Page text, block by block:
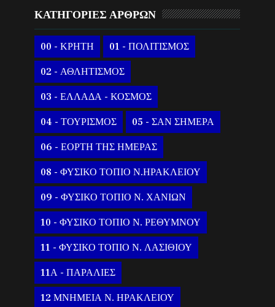
ΚΑΤΗΓΟΡΙΕΣ ΑΡΘΡΩΝ
00 - ΚΡΗΤΗ 01 - ΠΟΛΙΤΙΣΜΟΣ
02 - ΑΘΛΗΤΙΣΜΟΣ
03 - ΕΛΛΑΔΑ - ΚΟΣΜΟΣ
04 - ΤΟΥΡΙΣΜΟΣ 05 - ΣΑΝ ΣΗΜΕΡΑ
06 - ΕΟΡΤΗ ΤΗΣ ΗΜΕΡΑΣ
08 - ΦΥΣΙΚΟ ΤΟΠΙΟ Ν.ΗΡΑΚΛΕΙΟΥ
09 - ΦΥΣΙΚΟ ΤΟΠΙΟ Ν. ΧΑΝΙΩΝ
10 - ΦΥΣΙΚΟ ΤΟΠΙΟ Ν. ΡΕΘΥΜΝΟΥ
11 - ΦΥΣΙΚΟ ΤΟΠΙΟ Ν. ΛΑΣΙΘΙΟΥ
11Α - ΠΑΡΑΛΙΕΣ
12 ΜΝΗΜΕΙΑ Ν. ΗΡΑΚΛΕΙΟΥ